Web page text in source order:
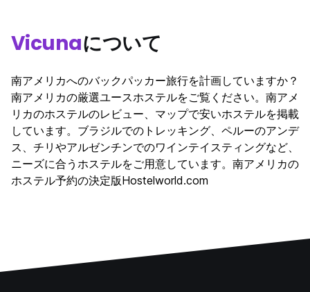
Vicunaについて
南アメリカへのバックパッカー旅行を計画していますか？
南アメリカの厳選ユースホステルをご覧ください。南アメ
リカのホステルのレビュー、マップで安いホステルを掲載
しています。ブラジルでのトレッキング、ペルーのアンデ
ス、チリやアルゼンチンでのワインテイスティングなど、
ニーズに合うホステルをご用意しています。南アメリカの
ホステル予約の決定版Hostelworld.com